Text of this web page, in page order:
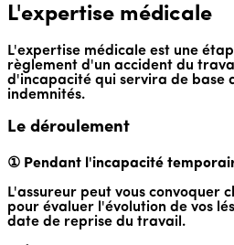
L'expertise médicale
L'expertise médicale est une
règlement d'un accident du
d'incapacité qui servira de base
indemnités.
Le déroulement
① Pendant l'incapacité
L'assureur peut vous convoquer
pour évaluer l'évolution de vos
date de reprise du travail.